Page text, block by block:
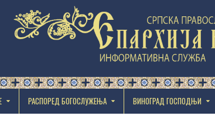
РАСПОРЕД БОГОСЛУЖЕЊА ВИНОГРАД ГОСПОДЊИ